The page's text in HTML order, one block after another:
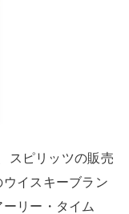
スピリッツの販売
イスキーブラン
リー・タイム